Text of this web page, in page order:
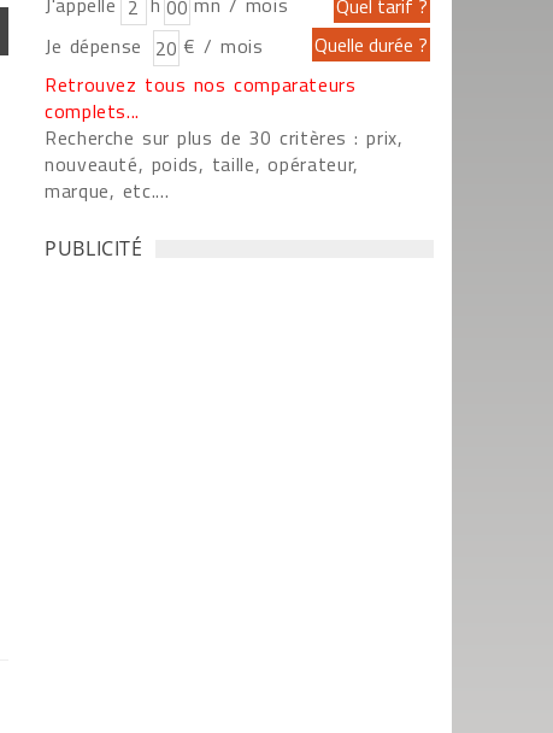
Je dépense
€ / mois
Retrouvez tous nos comparateurs
complets...
Recherche sur plus de 30 critères : prix,
nouveauté, poids, taille, opérateur,
marque, etc....
PUBLICITÉ